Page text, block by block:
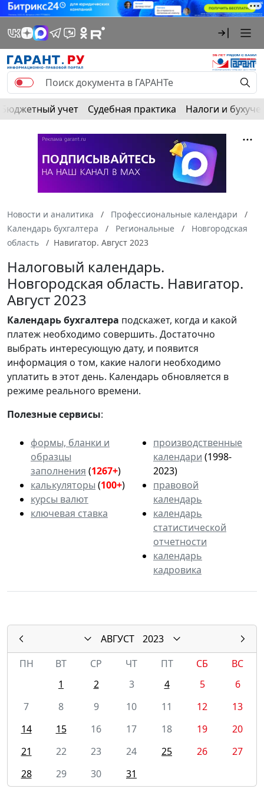
Бюджетный учет Судебная практика Налоги и
Новости и аналитика
Профессиональные календари
Календарь бухгалтера
Региональные
Новгородская
область
Навигатор. Август 2023
Налоговый календарь.
Новгородская область. Навигатор.
Август 2023
Календарьбухгалтера подскажет, когда и какой
платеж необходимо совершить. Достаточно
выбрать интересующую дату, и появится
информация о том, какие налоги необходимо
уплатить в этот день. Календарь обновляется в
режиме реального времени.
Полезные сервисы:
формы, бланки и
образцы
заполнения (1267+)
калькуляторы (100+)
курсы валют
ключевая ставка
производственные
календари (1998-
2023)
правовой
календарь
календарь
статистической
отчетности
календарь
кадровика
АВГУСТ
2023
ПН
ВТ СР ЧТ ПТ СБ
ВС
1
2 3 4 5
6
7
8 9 10 11 12
13
14
15 16 17 18 19
20
21
22 23 24 25 26
27
28
29 30 31